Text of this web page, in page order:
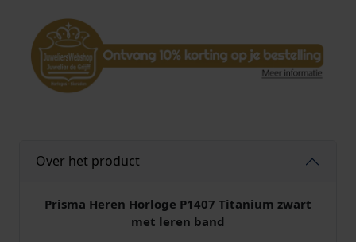
1
4
e
T
Over het product
Prisma Heren Horloge P1407 Titanium zwart
met leren band